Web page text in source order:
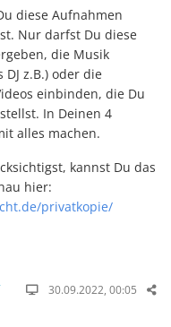
diese Aufnahmen
Nur darfst Du diese
die Musik
z.B.) oder die
einbinden, die Du
In Deinen 4
alles machen.
kannst Du das
hier:
privatkopie/
30.09.2022, 00:05